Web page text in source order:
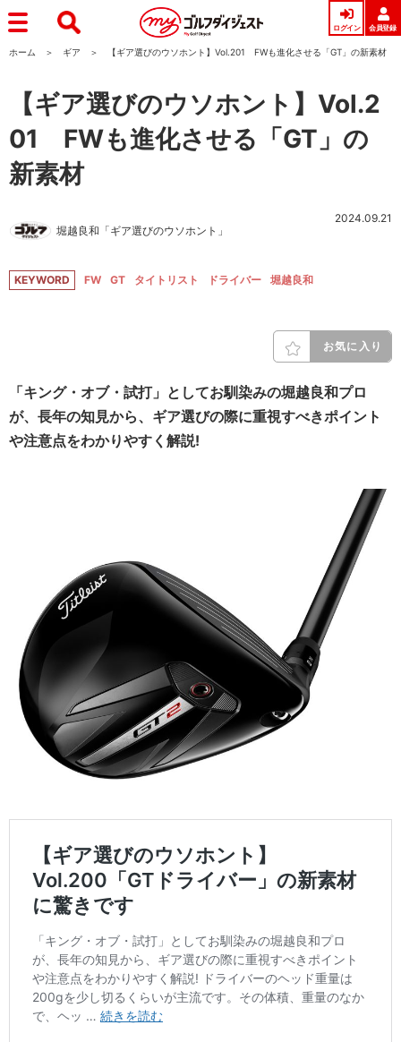
ログイン 会員登録
ホーム ギア 【ギア選びのウソホント】Vol.201 FWも進化させる「GT」の新素材
【ギア選びのウソホント】Vol.2
01 FWも進化させる「GT」の
新素材
堀越良和「ギア選びのウソホント」
2024.09.21
KEYWORD FW GT タイトリスト ドライバー 堀越良和
お気に入り
「キング・オブ・試打」としてお馴染みの堀越良和プロ
が、長年の知見から、ギア選びの際に重視すべきポイント
や注意点をわかりやすく解説!